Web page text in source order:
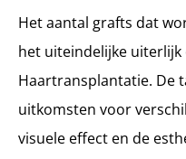
Het aantal grafts dat
het uiteindelijke
Haartransplantatie. De
uitkomsten voor
visuele effect en de